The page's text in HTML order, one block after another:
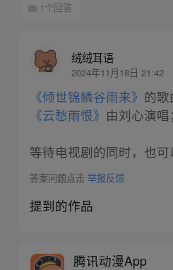
1个回答
绒绒耳语
2024年11月18日 21:42
《倾世锦鳞谷雨来》 的
《云愁雨恨》 由刘心演唱
等待电视剧的同时，也
答案问题点击举报反馈
提到的作品
腾讯动漫App